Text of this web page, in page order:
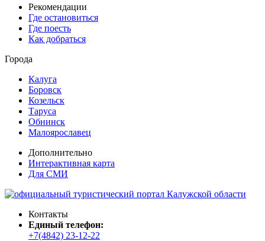
Рекомендации
Где остановиться
Где поесть
Как добраться
Города
Калуга
Боровск
Козельск
Таруса
Обнинск
Малоярославец
Дополнительно
Интерактивная карта
Для СМИ
Контакты
Единый телефон:
+7(4842) 23-12-22